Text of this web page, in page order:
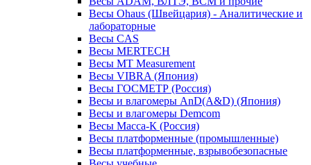
Весы Ohaus (Швейцария) - Аналитические и
лабораторные
Весы CAS
Весы MERTECH
Весы MT Measurement
Весы VIBRA (Япония)
Весы ГОСМЕТР (Россия)
Весы и влагомеры AnD(A&D) (Япония)
Весы и влагомеры Demcom
Весы Масса-К (Россия)
Весы платформенные (промышленные)
Весы платформенные, взрывобезопасные